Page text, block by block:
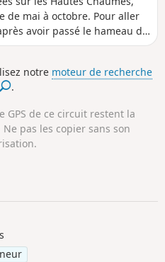
de mai à octobre. Pour aller
avoir passé le hameau de
ligne droite, au carrefour de
visez le calvaire.
côté gauche du chemin
notre moteur de recherche
.
GPS de ce circuit restent la
pas les copier sans son